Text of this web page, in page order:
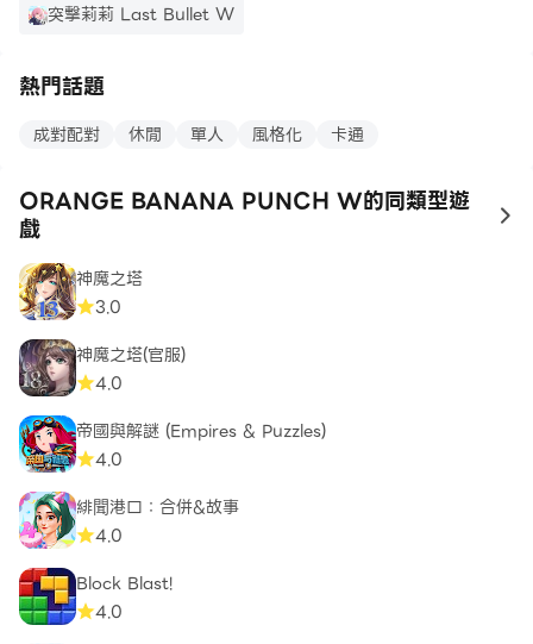
突擊莉莉 Last Bullet W
熱門話題
成對配對 休閒 單人 風格化 卡通
ORANGE BANANA PUNCH W的同類型遊
戲
to
神魔之塔
3.0
神魔之塔(官服)
4.0
帝國與解謎 (Empires & Puzzles)
4.0
緋聞港口：合併&故事
4.0
Block Blast!
4.0